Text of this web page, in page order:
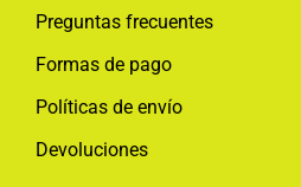
Preguntas frecuentes
Formas de pago
Políticas de envío
Devoluciones